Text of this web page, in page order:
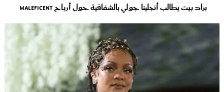
براد بيت يطالب أنجلينا جولي بالشفافية حول أرباح Maleficent